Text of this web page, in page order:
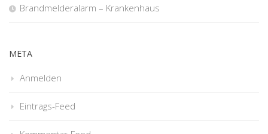
Brandmelderalarm – Krankenhaus
META
Anmelden
Eintrags-Feed